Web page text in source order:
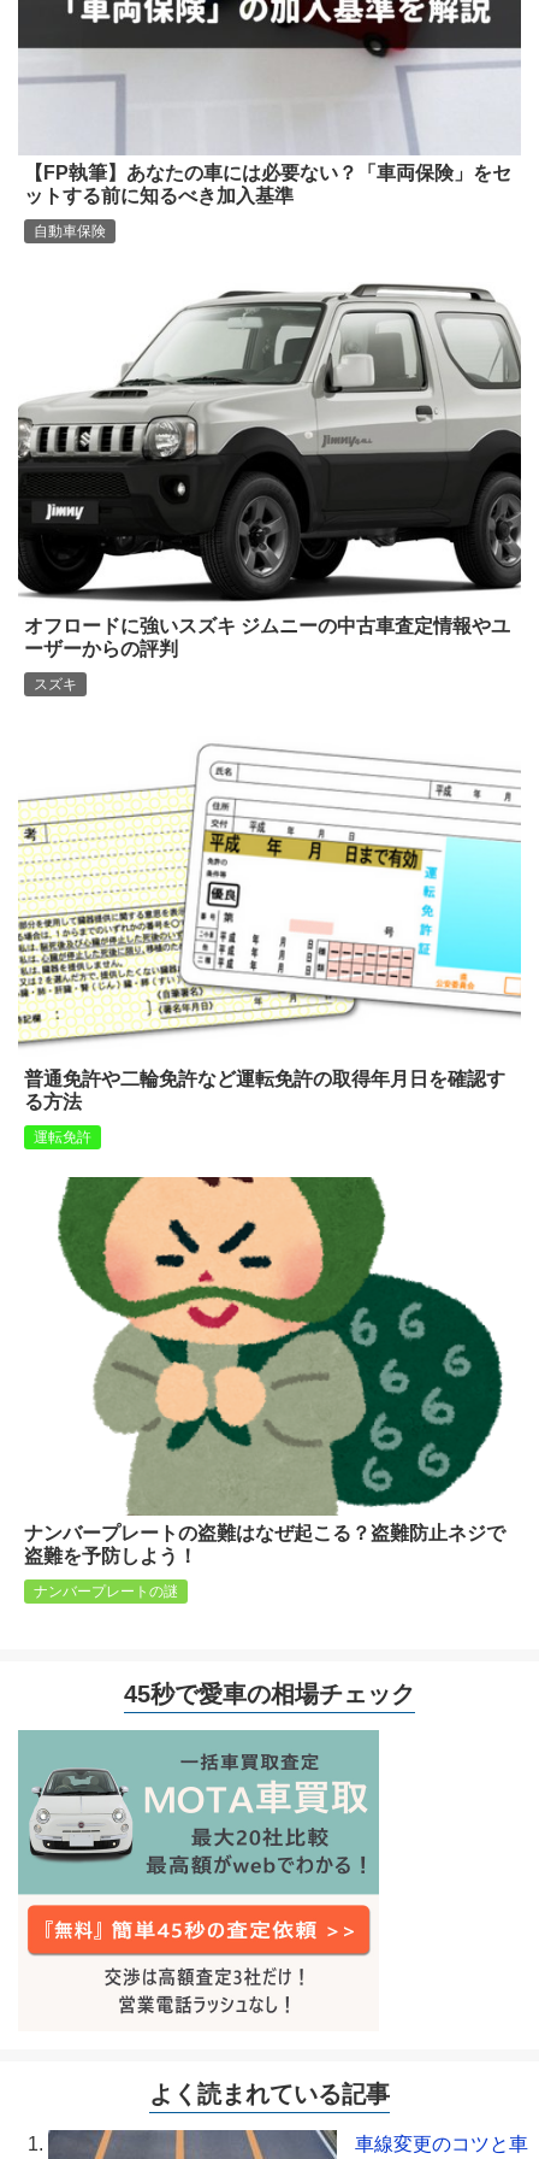
【FP執筆】あなたの車には必要ない？「車両保険」をセ
ットする前に知るべき加入基準
自動車保険
オフロードに強いスズキ ジムニーの中古車査定情報やユ
ーザーからの評判
スズキ
普通免許や二輪免許など運転免許の取得年月日を確認す
る方法
運転免許
ナンバープレートの盗難はなぜ起こる？盗難防止ネジで
盗難を予防しよう！
ナンバープレートの謎
45秒で愛車の相場チェック
よく読まれている記事
車線変更のコツと車